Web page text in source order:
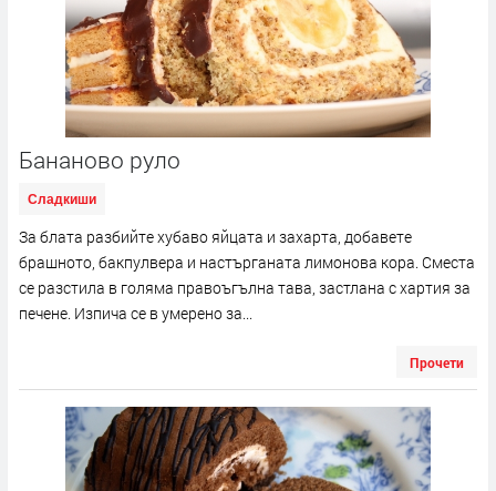
Бананово руло
Сладкиши
За блата разбийте хубаво яйцата и захарта, добавете
брашното, бакпулвера и настърганата лимонова кора. Сместа
се разстила в голяма правоъгълна тава, застлана с хартия за
печене. Изпича се в умерено за...
Прочети